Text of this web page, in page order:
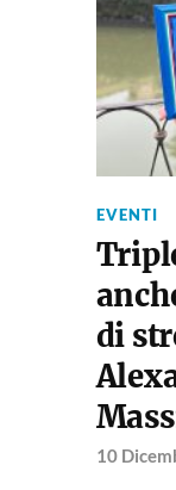
EVENTI
di
10